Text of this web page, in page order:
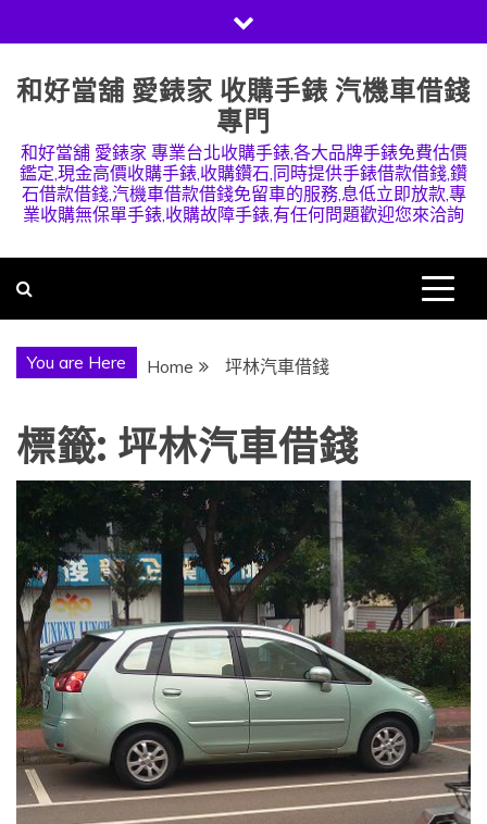
to
content
和好當舖 愛錶家 收購手錶 汽機車借錢
專門
和好當舖 愛錶家 專業台北收購手錶,各大品牌手錶免費估價
鑑定,現金高價收購手錶,收購鑽石,同時提供手錶借款借錢,鑽
石借款借錢,汽機車借款借錢免留車的服務,息低立即放款,專
業收購無保單手錶,收購故障手錶,有任何問題歡迎您來洽詢
You are Here Home 坪林汽車借錢
標籤: 坪林汽車借錢